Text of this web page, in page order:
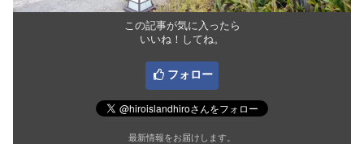
この記事が気に入ったら
いいね！してね。
フォロー
最新情報をお届けします。